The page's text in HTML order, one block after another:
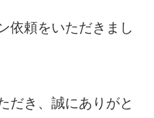
依頼をいただきまし
だき、誠にありがと